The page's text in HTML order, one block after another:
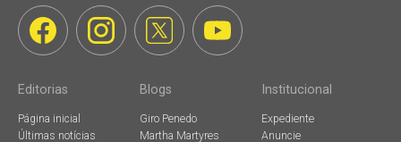
Editorias
Página inicial
Últimas notícias
Blogs
Giro Penedo
Martha Martyres
Institucional
Expediente
Anuncie